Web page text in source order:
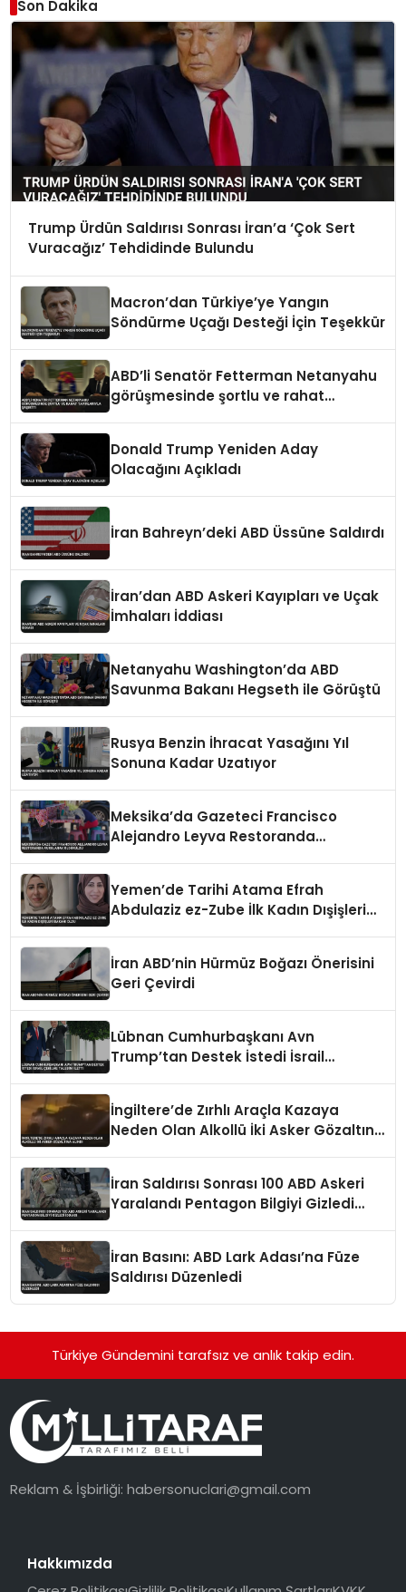
Son Dakika
Trump Ürdün Saldırısı Sonrası İran’a ‘Çok Sert
Vuracağız’ Tehdidinde Bulundu
Macron’dan Türkiye’ye Yangın
Söndürme Uçağı Desteği İçin Teşekkür
ABD’li Senatör Fetterman Netanyahu
görüşmesinde şortlu ve rahat
Donald Trump Yeniden Aday
Olacağını Açıkladı
İran Bahreyn’deki ABD Üssüne Saldırdı
İran’dan ABD Askeri Kayıpları ve Uçak
İmhaları İddiası
Netanyahu Washington’da ABD
Savunma Bakanı Hegseth ile Görüştü
Rusya Benzin İhracat Yasağını Yıl
Sonuna Kadar Uzatıyor
Meksika’da Gazeteci Francisco
Alejandro Leyva Restoranda
Yemen’de Tarihi Atama Efrah
Abdulaziz ez-Zube İlk Kadın Dışişleri
İran ABD’nin Hürmüz Boğazı Önerisini
Geri Çevirdi
Lübnan Cumhurbaşkanı Avn
Trump’tan Destek İstedi İsrail
İngiltere’de Zırhlı Araçla Kazaya
Neden Olan Alkollü İki Asker Gözaltına
İran Saldırısı Sonrası 100 ABD Askeri
Yaralandı Pentagon Bilgiyi Gizledi
İran Basını: ABD Lark Adası’na Füze
Saldırısı Düzenledi
Türkiye Gündemini tarafsız ve anlık takip edin.
Reklam & İşbirliği:habersonuclari@gmail.com
Hakkımızda